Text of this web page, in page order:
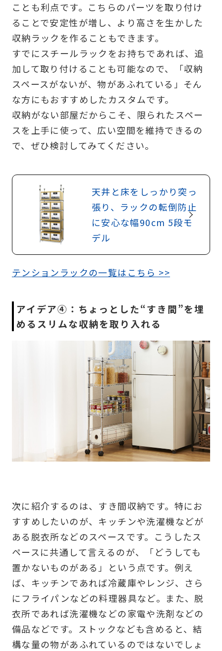
ことも利点です。こちらのパーツを取り付け
ることで安定性が増し、より高さを生かした
収納ラックを作ることもできます。
すでにスチールラックをお持ちであれば、追
加して取り付けることも可能なので、「収納
スペースがないが、物があふれている」そん
な方にもおすすめしたカスタムです。
収納がない部屋だからこそ、限られたスペー
スを上手に使って、広い空間を維持できるの
で、ぜひ検討してみてください。
天井と床をしっかり突っ
張り、ラックの転倒防止
に安心な幅90cm 5段モ
デル
テンションラックの一覧はこちら >>
アイデア④：ちょっとした“すき間”を埋
めるスリムな収納を取り入れる
次に紹介するのは、すき間収納です。特にお
すすめしたいのが、キッチンや洗濯機などが
ある脱衣所などのスペースです。こうしたス
ペースに共通して言えるのが、「どうしても
置かないものがある」という点です。例え
ば、キッチンであれば冷蔵庫やレンジ、さら
にフライパンなどの料理器具など。また、脱
衣所であれば洗濯機などの家電や洗剤などの
備品などです。ストックなども含めると、結
構な量の物があふれているのではないでしょ